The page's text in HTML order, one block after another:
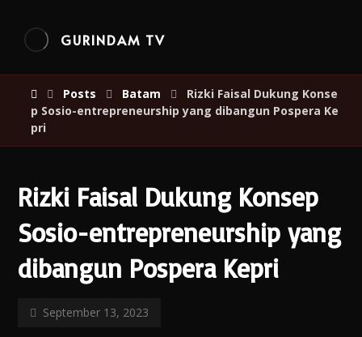
GURINDAM TV
Posts Batam
Rizki Faisal Dukung Konse
p Sosio-entrepreneurship yang dibangun Pospera Ke
pri
Rizki Faisal Dukung Konsep
Sosio-entrepreneurship yang
dibangun Pospera Kepri
September 13, 2023